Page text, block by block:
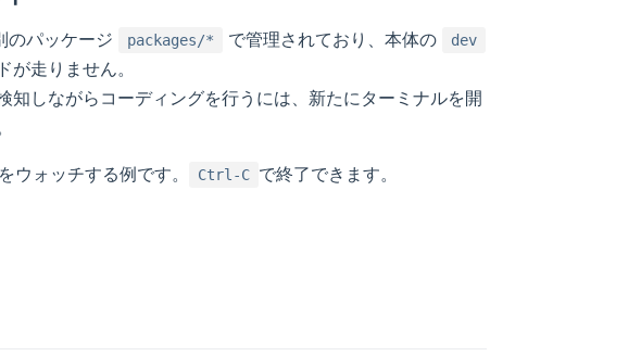
のパッケージ packages/* で管理されており、本体の dev
走りません。
知しながらコーディングを行うには、新たにターミナルを開
ウォッチする例です。 Ctrl-C で終了できます。